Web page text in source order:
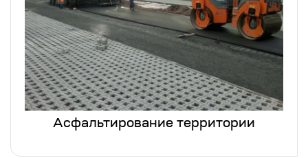
Асфальтирование территории